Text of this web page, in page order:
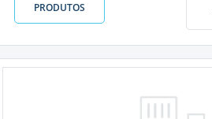
PRODUTOS